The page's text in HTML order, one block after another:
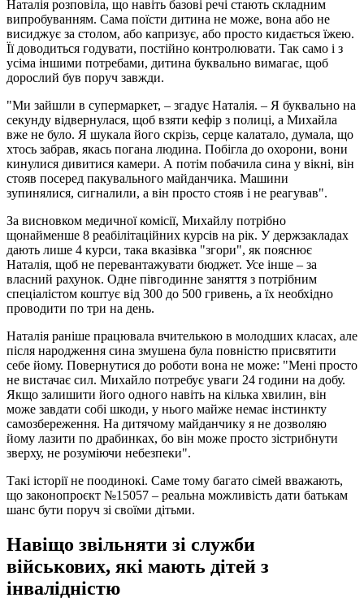
Наталія розповіла, що навіть базові речі стають складним
випробуванням. Сама поїсти дитина не може, вона або не
висиджує за столом, або капризує, або просто кидається їжею.
Її доводиться годувати, постійно контролювати. Так само і з
усіма іншими потребами, дитина буквально вимагає, щоб
дорослий був поруч завжди.
"Ми зайшли в супермаркет, – згадує Наталія. – Я буквально на
секунду відвернулася, щоб взяти кефір з полиці, а Михайла
вже не було. Я шукала його скрізь, серце калатало, думала, що
хтось забрав, якась погана людина. Побігла до охорони, вони
кинулися дивитися камери. А потім побачила сина у вікні, він
стояв посеред пакувального майданчика. Машини
зупинялися, сигналили, а він просто стояв і не реагував".
За висновком медичної комісії, Михайлу потрібно
щонайменше 8 реабілітаційних курсів на рік. У держзакладах
дають лише 4 курси, така вказівка "згори", як пояснює
Наталія, щоб не перевантажувати бюджет. Усе інше – за
власний рахунок. Одне півгодинне заняття з потрібним
спеціалістом коштує від 300 до 500 гривень, а їх необхідно
проводити по три на день.
Наталія раніше працювала вчителькою в молодших класах, але
після народження сина змушена була повністю присвятити
себе йому. Повернутися до роботи вона не може: "Мені просто
не вистачає сил. Михайло потребує уваги 24 години на добу.
Якщо залишити його одного навіть на кілька хвилин, він
може завдати собі шкоди, у нього майже немає інстинкту
самозбереження. На дитячому майданчику я не дозволяю
йому лазити по драбинках, бо він може просто зістрибнути
зверху, не розуміючи небезпеки".
Такі історії не поодинокі. Саме тому багато сімей вважають,
що законопроєкт №15057 – реальна можливість дати батькам
шанс бути поруч зі своїми дітьми.
Навіщо звільняти зі служби
військових, які мають дітей з
інвалідністю